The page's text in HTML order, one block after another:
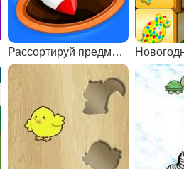
Рассортируй предметы